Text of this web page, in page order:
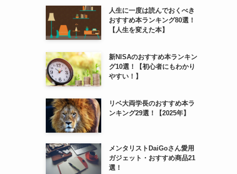
人生に一度は読んでおくべき
おすすめ本ランキング80選！
【人生を変えた本】
新NISAのおすすめ本ランキン
グ10選！【初心者にもわかり
やすい！】
リベ大両学長のおすすめ本ラ
ンキング29選！【2025年】
メンタリストDaiGoさん愛用
ガジェット・おすすめ商品21
選！